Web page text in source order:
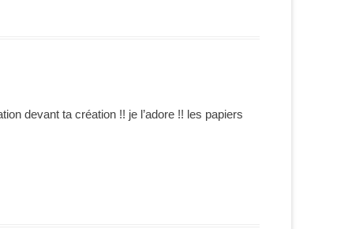
devant ta création !! je l’adore !! les papiers